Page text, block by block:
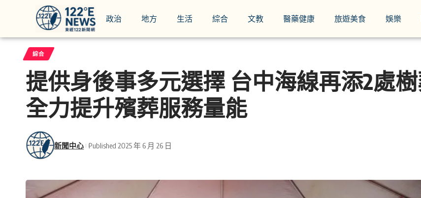
政治 地方 生活 綜合 文教 醫藥健康 旅遊美食 娛樂
綜合
提供身後事多元選擇 台中海線再添2處
全力提升殯葬服務量能
新聞中心 Published 2025 年 6 月 26 日